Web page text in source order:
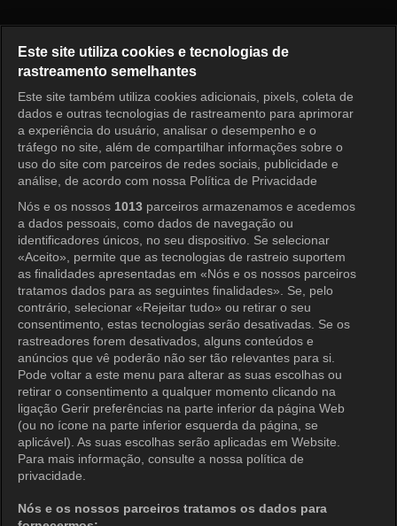
Entrar
Este site utiliza cookies e tecnologias de
rastreamento semelhantes
Este site também utiliza cookies adicionais, pixels, coleta de
dados e outras tecnologias de rastreamento para aprimorar
a experiência do usuário, analisar o desempenho e o
tráfego no site, além de compartilhar informações sobre o
uso do site com parceiros de redes sociais, publicidade e
análise, de acordo com nossa Política de Privacidade
Nós e os nossos 1013 parceiros armazenamos e acedemos
a dados pessoais, como dados de navegação ou
identificadores únicos, no seu dispositivo. Se selecionar
«Aceito», permite que as tecnologias de rastreio suportem
as finalidades apresentadas em «Nós e os nossos parceiros
tratamos dados para as seguintes finalidades». Se, pelo
contrário, selecionar «Rejeitar tudo» ou retirar o seu
consentimento, estas tecnologias serão desativadas. Se os
rastreadores forem desativados, alguns conteúdos e
anúncios que vê poderão não ser tão relevantes para si.
Pode voltar a este menu para alterar as suas escolhas ou
retirar o consentimento a qualquer momento clicando na
ligação Gerir preferências na parte inferior da página Web
(ou no ícone na parte inferior esquerda da página, se
aplicável). As suas escolhas serão aplicadas em Website.
Para mais informação, consulte a nossa política de
privacidade.
Nós e os nossos parceiros tratamos os dados para